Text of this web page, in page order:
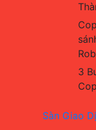
3
Sàn Giao